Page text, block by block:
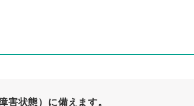
害状態）に備えます。